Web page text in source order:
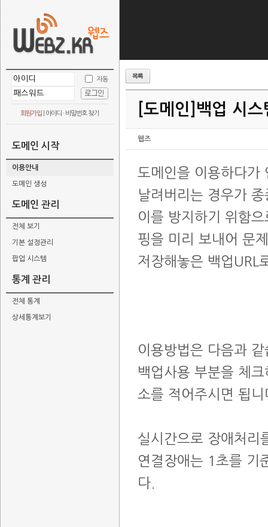
자동
회원가입 아이디 · 비밀번호 찾기
도메인 시작
이용안내
도메인 생성
도메인 관리
전체 보기
기본 설정관리
팝업 시스템
통계 관리
전체 통계
상세통계보기
[도메인] 백업 시
웹즈
도메인을 이용하다가
날려버리는 경우가
이를 방지하기 위함
핑을 미리 보내어 문
저장해놓은 백업URL
이용방법은 다음과
백업사용 부분을 체
소를 적어주시면 됩니
실시간으로 장애처리
연결장애는 1초를 기
다.